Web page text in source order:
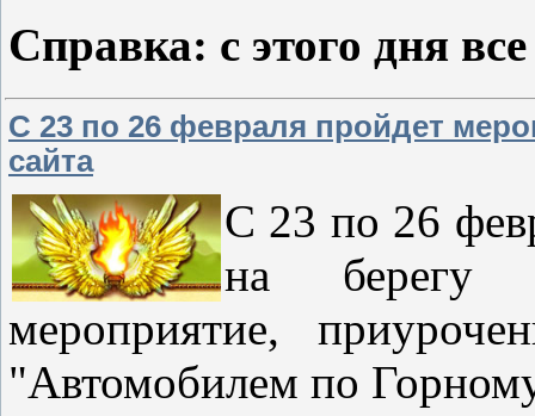
Справка: с этого дня
С 23 по 26 февраля пройдет
сайта
С 23 по 26
на берегу
мероприятие,
"Автомобилем по